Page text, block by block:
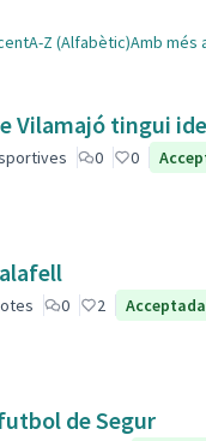
A-Z (Alfabètic)Amb més
Vilamajó tingui
0 0
0 2 Acceptada
de Segur